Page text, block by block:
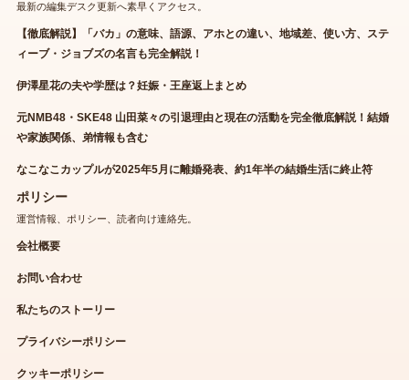
最新の編集デスク更新へ素早くアクセス。
【徹底解説】「バカ」の意味、語源、アホとの違い、地域差、使い方、ステ
ィーブ・ジョブズの名言も完全解説！
伊澤星花の夫や学歴は？妊娠・王座返上まとめ
元NMB48・SKE48 山田菜々の引退理由と現在の活動を完全徹底解説！結婚
や家族関係、弟情報も含む
なこなこカップルが2025年5月に離婚発表、約1年半の結婚生活に終止符
ポリシー
運営情報、ポリシー、読者向け連絡先。
会社概要
お問い合わせ
私たちのストーリー
プライバシーポリシー
クッキーポリシー